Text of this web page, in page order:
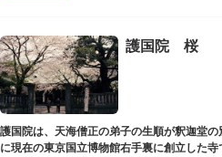
後も縁があり、嘉納の人柄や骨格などを熟
ポーズは、嘉納の柔道家としての「不動の
護国院 桜
護国院は、天海僧正の弟子の生順が釈迦堂の
に現在の東京国立博物館右手裏に創立した